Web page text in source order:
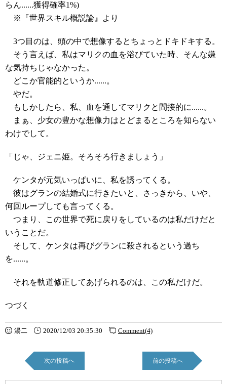
らん......獲得確率1%)
※『世界スキル概説論』より
3つ目のは、頭の中で想像するとちょっとドキドキする。
そう言えば、私はマリクの血を浴びていた時、そんな嫌
な気持ちじゃなかった。
どこか官能的というか......。
やだ。
もしかしたら、私、血を通してマリクと間接的に......。
まぁ、少女の豊かな想像力はとどまるところを知らない
わけでして。
「じゃ、ジェニ姫。そろそろ行きましょう」
ケンタが元気いっぱいに、私を誘ってくる。
彼はグランの結婚式に行きたいと、さっきから、いや、
何回ループしても言ってくる。
つまり、この世界で死に戻りをしているのは私だけだと
いうことだ。
そして、ケンタは再びグランに殺されるという過ち
を......。
それを軌道修正してあげられるのは、この私だけだ。
つづく
湯二 2020/12/03 20:35:30 Comment(4)
次の投稿へ 前の投稿へ